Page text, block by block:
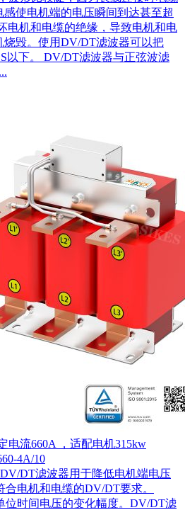
使电机端的电压瞬间到达甚至超
电机和电缆的绝缘，导致电机和电
烧毁。使用DV/DT滤波器可以把
以下。 DV/DT滤波器与正弦波滤
电流660A ，适配电机315kw
4A/10
DT滤波器用于降低电机端电压
电机和电缆的DV/DT要求。
位时间电压的变化幅度。DV/DT滤